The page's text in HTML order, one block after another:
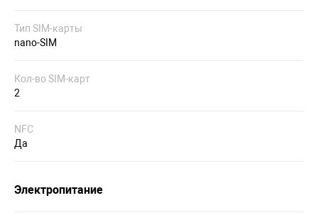
Тип SIM-карты
nano-SIM
Кол-во SIM-карт
2
NFC
Да
Электропитание